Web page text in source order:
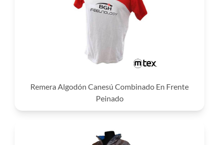
Remera Algodón Canesú Combinado En Frente
Peinado